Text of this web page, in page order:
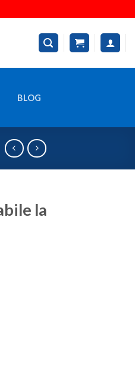
BLOG
la
art. 2650 (Peltor)